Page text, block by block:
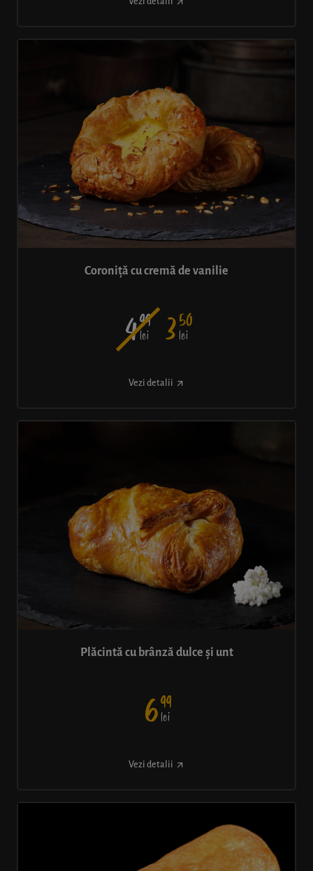
Coroniță cu cremă de vanilie
499
lei 350
lei
Vezi detalii
Plăcintă cu brânză dulce și unt
699
lei
Vezi detalii